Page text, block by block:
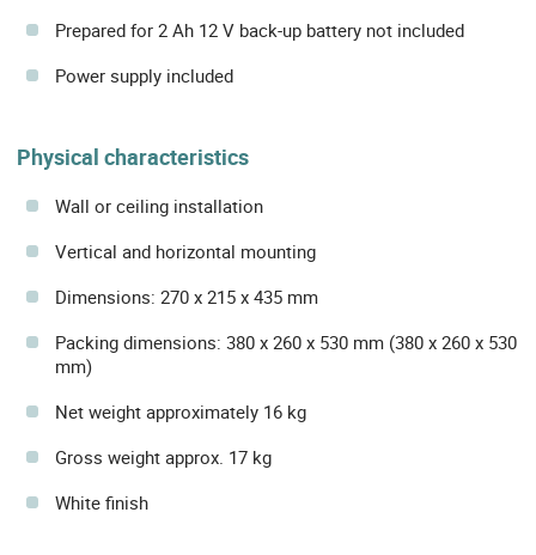
Prepared for 2 Ah 12 V back-up battery not included
Power supply included
Physical characteristics
Wall or ceiling installation
Vertical and horizontal mounting
Dimensions: 270 x 215 x 435 mm
Packing dimensions: 380 x 260 x 530 mm (380 x 260 x 530
mm)
Net weight approximately 16 kg
Gross weight approx. 17 kg
White finish